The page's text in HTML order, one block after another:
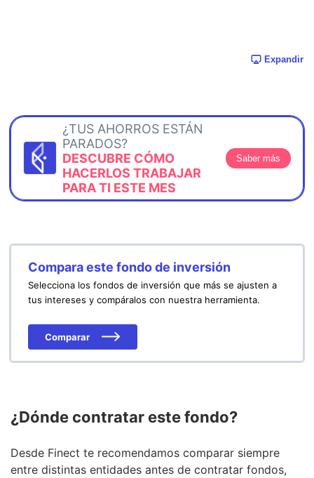
Expandir
¿TUS AHORROS ESTÁN
PARADOS?
DESCUBRE CÓMO
HACERLOS TRABAJAR
PARA TI ESTE MES
Saber más
Compara este fondo de inversión
Selecciona los fondos de inversión que más se ajusten a
tus intereses y compáralos con nuestra herramienta.
Comparar
¿Dónde contratar este fondo?
Desde Finect te recomendamos comparar siempre
entre distintas entidades antes de contratar fondos,